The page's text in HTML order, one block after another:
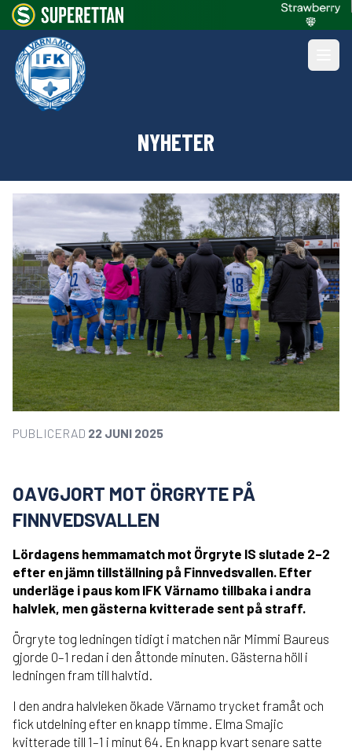
NYHETER
PUBLICERAD 22 JUNI 2025
OAVGJORT MOT ÖRGRYTE PÅ
FINNVEDSVALLEN
Lördagens hemmamatch mot Örgryte IS slutade 2–2
efter en jämn tillställning på Finnvedsvallen. Efter
underläge i paus kom IFK Värnamo tillbaka i andra
halvlek, men gästerna kvitterade sent på straff.
Örgryte tog ledningen tidigt i matchen när Mimmi Baureus
gjorde 0–1 redan i den åttonde minuten. Gästerna höll i
ledningen fram till halvtid.
I den andra halvleken ökade Värnamo trycket framåt och
fick utdelning efter en knapp timme. Elma Smajic
kvitterade till 1–1 i minut 64. En knapp kvart senare satte